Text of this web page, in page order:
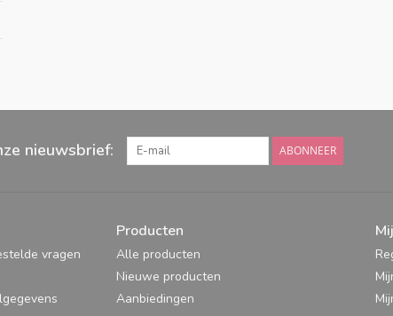
nieuwsbrief: ABONNEER
vragen
Producten
Alle producten
Nieuwe producten
Aanbiedingen